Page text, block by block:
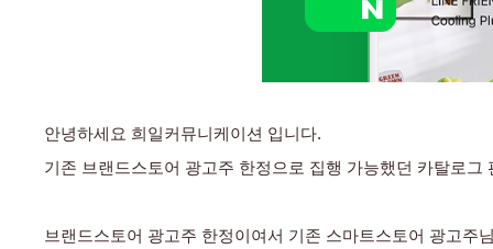
안녕하세요 희일커뮤니케이션 입니다.
기존 브랜드스토어 광고주 한정으로 집행 가능했던 카탈로
브랜드스토어 광고주 한정이여서 기존 스마트스토어 광고주